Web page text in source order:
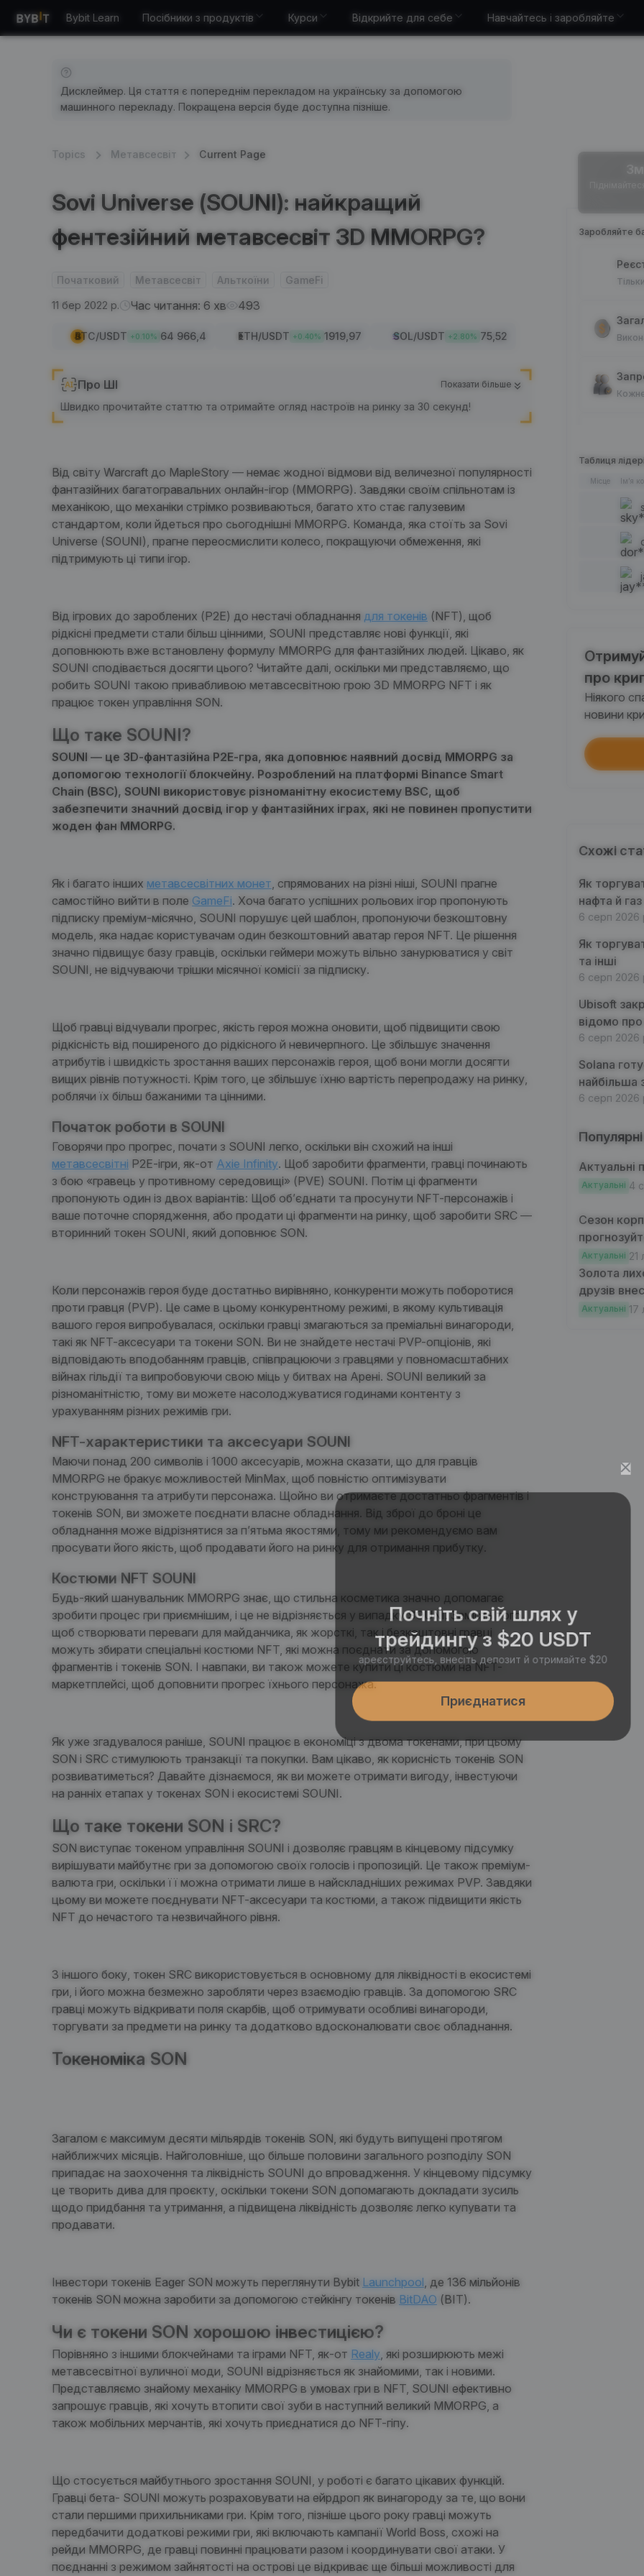
Bybit Learn Посібники з продуктів Курси Відкрийте для себе Навчайтесь і заробляйте
Дисклеймер. Ця стаття є попереднім перекладом на українську за допомогою
машинного перекладу. Покращена версія буде доступна пізніше.
Topics Метавсесвіт Current Page
Sovi Universe (SOUNI): найкращий
фентезійний метавсесвіт 3D MMORPG?
Початковий Метавсесвіт Альткоїни GameFi
11 бер 2022 р. Час читання: 6 хв 493
BTC/USDT +0.10% 64 966,4 ETH/USDT +0.40% 1919,97 SOL/USDT +2.80% 75,52
Про ШІ Показати більше
Швидко прочитайте статтю та отримайте огляд настроїв на ринку за 30 секунд!
Від світу Warcraft до MapleStory — немає жодної відмови від величезної популярності
фантазійних багатогравальних онлайн-ігор (MMORPG). Завдяки своїм спільнотам із
механікою, що механіки стрімко розвиваються, багато хто стає галузевим
стандартом, коли йдеться про сьогоднішні MMORPG. Команда, яка стоїть за Sovi
Universe (SOUNI), прагне переосмислити колесо, покращуючи обмеження, які
підтримують ці типи ігор.
Від ігрових до зароблених (P2E) до нестачі обладнання для токенів (NFT), щоб
рідкісні предмети стали більш цінними, SOUNI представляє нові функції, які
доповнюють вже встановлену формулу MMORPG для фантазійних людей. Цікаво, як
SOUNI сподівається досягти цього? Читайте далі, оскільки ми представляємо, що
робить SOUNI такою привабливою метавсесвітною грою 3D MMORPG NFT і як
працює токен управління SON.
Що таке SOUNI?
SOUNI — це 3D-фантазійна P2E-гра, яка доповнює наявний досвід MMORPG за
допомогою технології блокчейну. Розроблений на платформі Binance Smart
Chain (BSC), SOUNI використовує різноманітну екосистему BSC, щоб
забезпечити значний досвід ігор у фантазійних іграх, які не повинен пропустити
жоден фан MMORPG.
Як і багато інших метавсесвітних монет, спрямованих на різні ніші, SOUNI прагне
самостійно вийти в поле GameFi. Хоча багато успішних рольових ігор пропонують
підписку преміум-місячно, SOUNI порушує цей шаблон, пропонуючи безкоштовну
модель, яка надає користувачам один безкоштовний аватар героя NFT. Це рішення
значно підвищує базу гравців, оскільки геймери можуть вільно занурюватися у світ
SOUNI, не відчуваючи трішки місячної комісії за підписку.
Щоб гравці відчували прогрес, якість героя можна оновити, щоб підвищити свою
рідкісність від поширеного до рідкісного й невичерпного. Це збільшує значення
атрибутів і швидкість зростання ваших персонажів героя, щоб вони могли досягти
вищих рівнів потужності. Крім того, це збільшує їхню вартість перепродажу на ринку,
роблячи їх більш бажаними та цінними.
Початок роботи в SOUNI
Говорячи про прогрес, почати з SOUNI легко, оскільки він схожий на інші
метавсесвітні P2E-ігри, як-от Axie Infinity. Щоб заробити фрагменти, гравці починають
з бою «гравець у противному середовищі» (PVE) SOUNI. Потім ці фрагменти
пропонують один із двох варіантів: Щоб об’єднати та просунути NFT-персонажів і
ваше поточне спорядження, або продати ці фрагменти на ринку, щоб заробити SRC —
вторинний токен SOUNI, який доповнює SON.
Коли персонажів героя буде достатньо вирівняно, конкуренти можуть поборотися
проти гравця (PVP). Це саме в цьому конкурентному режимі, в якому культивація
вашого героя випробувалася, оскільки гравці змагаються за преміальні винагороди,
такі як NFT-аксесуари та токени SON. Ви не знайдете нестачі PVP-опціонів, які
відповідають вподобанням гравців, співпрацюючи з гравцями у повномасштабних
війнах гільдії та випробовуючи свою міць у битвах на Арені. SOUNI великий за
різноманітністю, тому ви можете насолоджуватися годинами контенту з
урахуванням різних режимів гри.
NFT-характеристики та аксесуари SOUNI
Маючи понад 200 символів і 1000 аксесуарів, можна сказати, що для гравців
MMORPG не бракує можливостей MinMax, щоб повністю оптимізувати
конструювання та атрибути персонажа. Щойно ви отримаєте достатньо фрагментів і
токенів SON, ви зможете поєднати власне обладнання. Від зброї до броні це
обладнання може відрізнятися за п’ятьма якостями, тому ми рекомендуємо вам
просувати його якість, щоб продавати його на ринку для отримання прибутку.
Костюми NFT SOUNI
Будь-який шанувальник MMORPG знає, що стильна косметика значно допомагає
зробити процес гри приємнішим, і це не відрізняється у випадкуSOUNI.Замість того,
щоб створювати переваги для майданчика, як жорсткі, так і безкоштовні гравці
можуть збирати спеціальні костюми NFT, які можна поєднати за допомогою
фрагментів і токенів SON. І навпаки, ви також можете купити ці костюми на NFT-
маркетплейсі, щоб доповнити прогрес їхнього персонажа.
Як уже згадувалося раніше, SOUNI працює в економіці з двома токенами, при цьому
SON і SRC стимулюють транзакції та покупки. Вам цікаво, як корисність токенів SON
розвиватиметься? Давайте дізнаємося, як ви можете отримати вигоду, інвестуючи
на ранніх етапах у токенах SON і екосистемі SOUNI.
Що таке токени SON і SRC?
SON виступає токеном управління SOUNI і дозволяє гравцям в кінцевому підсумку
вирішувати майбутнє гри за допомогою своїх голосів і пропозицій. Це також преміум-
валюта гри, оскільки її можна отримати лише в найскладніших режимах PVP. Завдяки
цьому ви можете поєднувати NFT-аксесуари та костюми, а також підвищити якість
NFT до нечастого та незвичайного рівня.
З іншого боку, токен SRC використовується в основному для ліквідності в екосистемі
гри, і його можна безмежно заробляти через взаємодію гравців. За допомогою SRC
гравці можуть відкривати поля скарбів, щоб отримувати особливі винагороди,
торгувати за предмети на ринку та додатково вдосконалювати своє обладнання.
Токеноміка SON
Загалом є максимум десяти мільярдів токенів SON, які будуть випущені протягом
найближчих місяців. Найголовніше, що більше половини загального розподілу SON
припадає на заохочення та ліквідність SOUNI до впровадження. У кінцевому підсумку
це творить дива для проєкту, оскільки токени SON допомагають докладати зусиль
щодо придбання та утримання, а підвищена ліквідність дозволяє легко купувати та
продавати.
Інвестори токенів Eager SON можуть переглянути Bybit Launchpool, де 136 мільйонів
токенів SON можна заробити за допомогою стейкінгу токенів BitDAO (BIT).
Чи є токени SON хорошою інвестицією?
Порівняно з іншими блокчейнами та іграми NFT, як-от Realy, які розширюють межі
метавсесвітної вуличної моди, SOUNI відрізняється як знайомими, так і новими.
Представляємо знайому механіку MMORPG в умовах гри в NFT, SOUNI ефективно
запрошує гравців, які хочуть втопити свої зуби в наступний великий MMORPG, а
також мобільних мерчантів, які хочуть приєднатися до NFT-гіпу.
Що стосується майбутнього зростання SOUNI, у роботі є багато цікавих функцій.
Гравці бета- SOUNI можуть розраховувати на ейрдроп як винагороду за те, що вони
стали першими прихильниками гри. Крім того, пізніше цього року гравці можуть
передбачити додаткові режими гри, які включають кампанії World Boss, схожі на
рейди MMORPG, де гравці повинні працювати разом і координувати свої атаки. У
поєднанні з режимом зайнятості на острові це відкриває ще більші можливості для
Заробляйте
Тільки
Таблиця
Місце Ім’я
про
Ніякого
новини
Схожі
Як
нафта й газ
6 серп 2026
Як
та інші
6 серп 2026
Ubisoft
відомо
6 серп 2026
Solana
найбільша
6 серп 2026
Популярні
Актуальні
Актуальні 4
Сезон
Актуальні 21
Золота
друзів
торгувати
Актуальні 17
Почніть свій шлях у
трейдингу з $20 USDT
ареєструйтесь, внесіть депозит й отримайте $20
Приєднатися